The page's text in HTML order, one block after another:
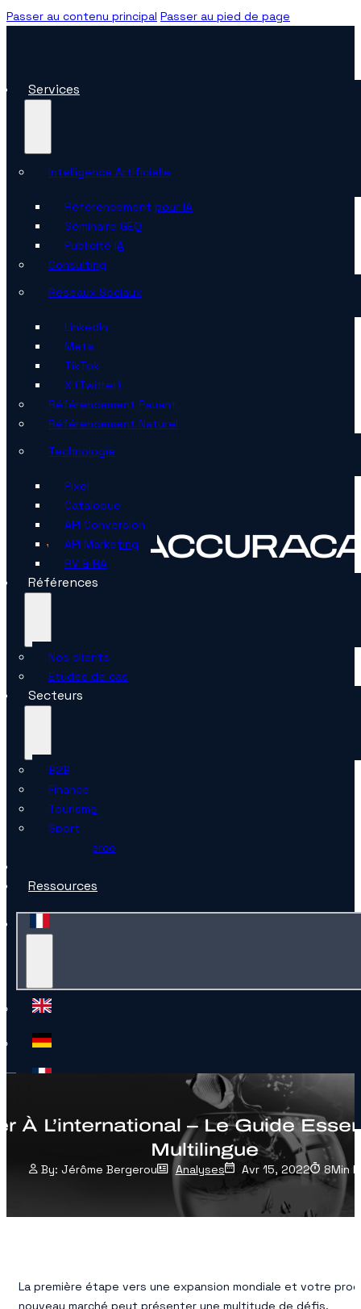
Passer au contenu principal Passer au pied de page
Services
Intelligence Artificielle
Référencement pour IA
Séminaire GEO
Publicité IA
Consulting
Réseaux Sociaux
Linkedln
Meta
TikTok
X (Twitter)
Référencement Payant
Référencement Naturel
Technologie
Pixel
Catalogue
API Conversion
API Marketing
RV & RA
Références
Nos clients
Etudes de cas
Secteurs
B2B
Finance
Tourisme
Sport
E-commerce
Ressources
À L’international – Le Guide
Multilingue
Jérôme Bergerou Analyses Min
8
Avr 15, 2022
La première étape vers une expansion mondiale et votre
nouveau marché peut présenter une multitude de défis.